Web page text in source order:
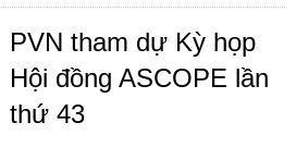
PVN tham dự Kỳ họp
Hội đồng ASCOPE lần
thứ 43